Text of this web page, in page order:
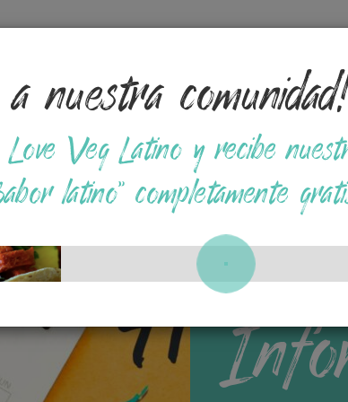
en Supermercados Recetas a base
nuestra
Veg Latino y recibe
latino” completamente